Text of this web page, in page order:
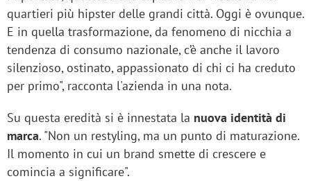
quartieri più hipster delle grandi città. Oggi è ovunque.
E in quella trasformazione, da fenomeno di nicchia a
tendenza di consumo nazionale, c’è anche il lavoro
silenzioso, ostinato, appassionato di chi ci ha creduto
per primo", racconta l'azienda in una nota.
Su questa eredità si è innestata la nuova identità di
marca. "Non un restyling, ma un punto di maturazione.
Il momento in cui un brand smette di crescere e
comincia a significare".